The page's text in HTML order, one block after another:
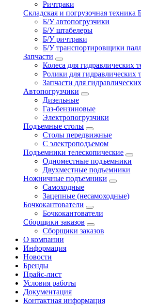
Ричтраки
Складская и погрузочная техника
Б/У автопогрузчики
Б/У штабелеры
Б/У ричтраки
Б/У транспортировщики
Запчасти
Колеса для гидравлических
Ролики для гидравлических
Запчасти для
Автопогрузчики
Дизельные
Газ-бензиновые
Электропогрузчики
Подъемные столы
Столы передвижные
С электроподъемом
Подъемники телескопические
Одноместные подъемники
Двухместные подъемники
Ножничные подъемники
Самоходные
Зацепные (несамоходные)
Бочкокантователи
Бочкокантователи
Сборщики заказов
Сборщики заказов
О компании
Информация
Новости
Бренды
Прайс-лист
Условия работы
Документация
Контактная информация